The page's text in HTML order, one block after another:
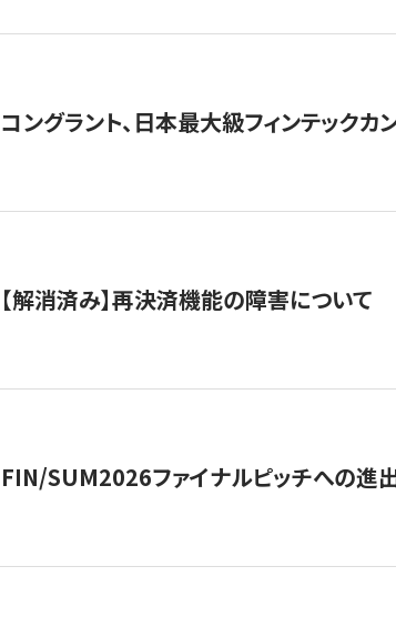
コングラント、日本最大級フィンテック
【解消済み】再決済機能の障害について
FIN/SUM2026ファイナルピッチへの進